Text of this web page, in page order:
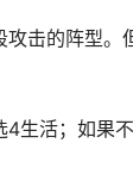
击的阵型。
生活；如果